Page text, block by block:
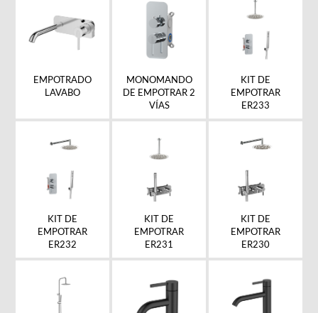
EMPOTRADO
LAVABO
MONOMANDO
DE EMPOTRAR 2
VÍAS
KIT DE
EMPOTRAR
ER233
KIT DE
EMPOTRAR
ER232
KIT DE
EMPOTRAR
ER231
KIT DE
EMPOTRAR
ER230